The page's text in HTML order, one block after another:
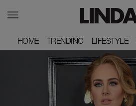
HOME
HOME TRENDING
TRENDING LIFESTYLE
LIFESTYLE